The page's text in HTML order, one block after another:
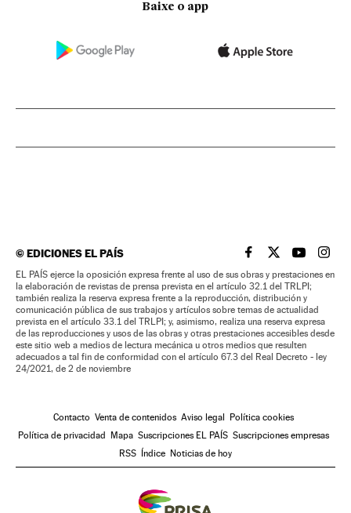
Baixe o app
©EDICIONES EL PAÍS EL PAÍS BRASIL EN
EL PAÍSEL PAÍS
EL
EL PAÍS ejerce la oposición expresa frente al uso de sus obras y prestaciones en
la elaboración de revistas de prensa prevista en el artículo 32.1 del TRLPI;
también realiza la reserva expresa frente a la reproducción, distribución y
comunicación pública de sus trabajos y artículos sobre temas de actualidad
prevista en el artículo 33.1 del TRLPI; y, asimismo, realiza una reserva expresa
de las reproducciones y usos de las obras y otras prestaciones accesibles desde
este sitio web a medios de lectura mecánica u otros medios que resulten
adecuados a tal fin de conformidad con el artículo 67.3 del Real Decreto - ley
24/2021, de 2 de noviembre
Contacto Venta de contenidos Aviso legal Política cookies
Política de privacidad Mapa Suscripciones EL PAÍS Suscripciones empresas
RSS Índice Noticias de hoy